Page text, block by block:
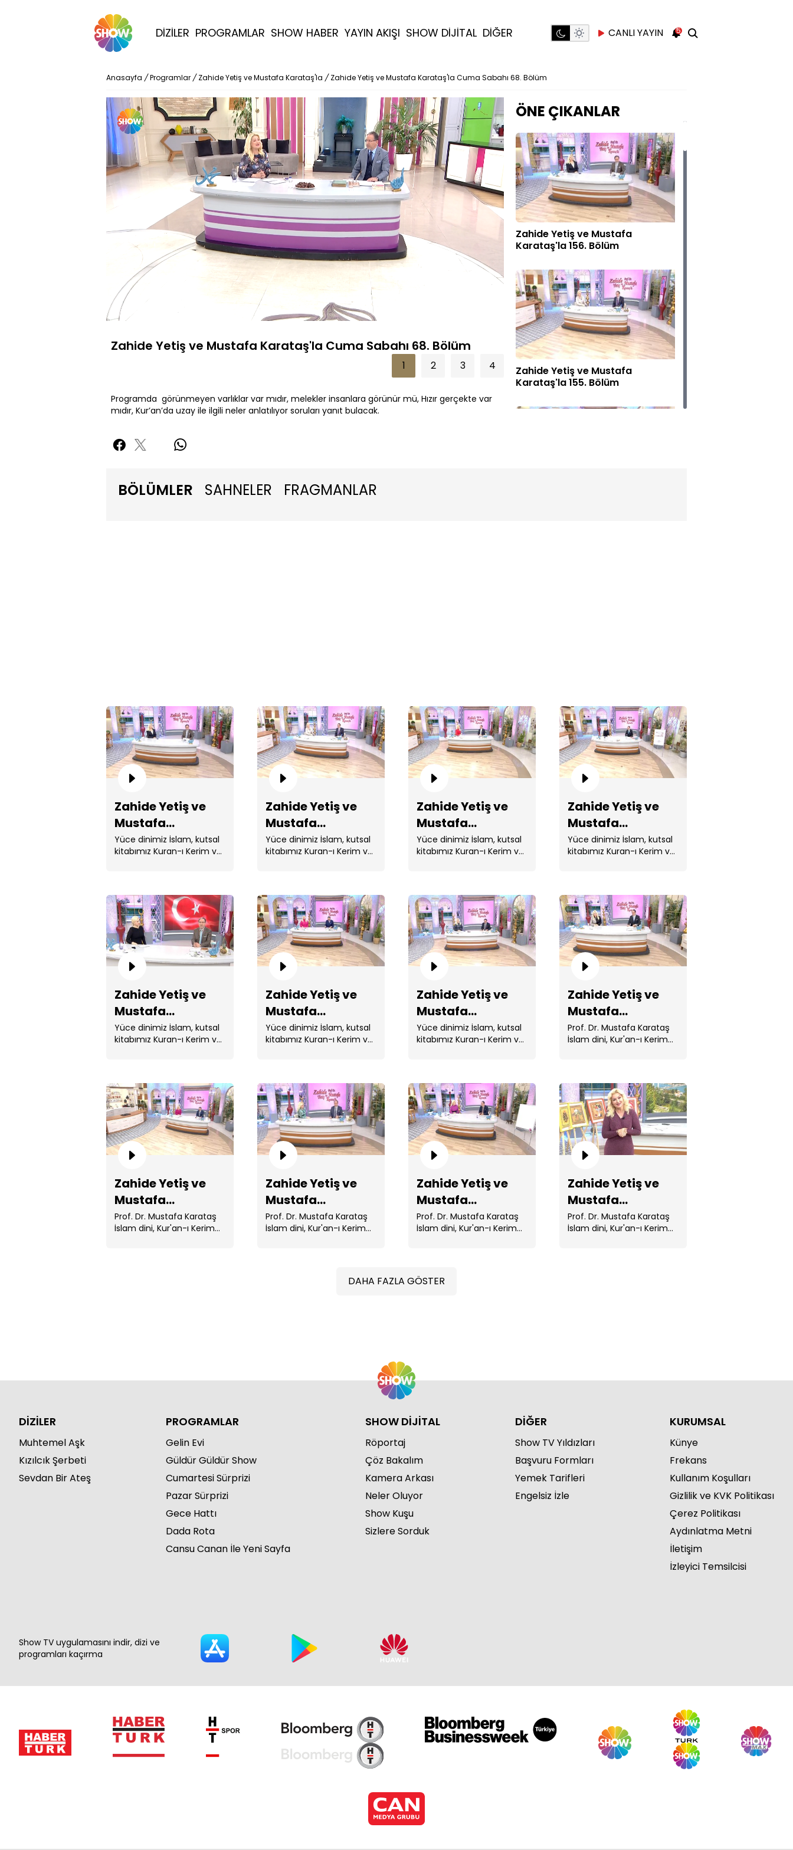
DİZİLER PROGRAMLAR SHOW HABER YAYIN AKIŞI SHOW DİJİTAL DİĞER CANLI YAYIN 5
Anasayfa / Programlar / Zahide Yetiş ve Mustafa Karataş'la / Zahide Yetiş ve Mustafa Karataş'la Cuma Sabahı 68. Bölüm
Yüklendi
2.54%
Zahide Yetiş ve Mustafa Karataş'la Cuma Sabahı 68. Bölüm
1 2 3 4
Programda görünmeyen varlıklar var mıdır, melekler insanlara görünür mü, Hızır gerçekte var
mıdır, Kur’an’da uzay ile ilgili neler anlatılıyor soruları yanıt bulacak.
ÖNE ÇIKANLAR
Zahide Yetiş ve Mustafa
Karataş'la 156. Bölüm
Zahide Yetiş ve Mustafa
Karataş'la 155. Bölüm
Zahide Yetiş ve Mustafa
Zahide Yetiş ve Mustafa
Karataş'la 151. Bölüm
Zahide Yetiş ve Mustafa
Karataş'la 149. Bölüm
Zahide Yetiş ve Mustafa
Karataş'la 147. Bölüm
Zahide Yetiş ve Mustafa
Karataş'la 145. Bölüm
BÖLÜMLER SAHNELER FRAGMANLAR
Zahide Yetiş ve
Mustafa
Karataş'la 156.
Bölüm
Yüce dinimiz İslam, kutsal
kitabımız Kuran-ı Kerim ve
Zahide Yetiş ve
Mustafa
Karataş'la 155.
Bölüm
Yüce dinimiz İslam, kutsal
kitabımız Kuran-ı Kerim ve
Zahide Yetiş ve
Mustafa
Karataş'la 154.
Bölüm
Yüce dinimiz İslam, kutsal
kitabımız Kuran-ı Kerim ve
Zahide Yetiş ve
Mustafa
Karataş'la 153.
Bölüm
Yüce dinimiz İslam, kutsal
kitabımız Kuran-ı Kerim ve
Zahide Yetiş ve
Mustafa
Karataş'la 152.
Bölüm
Yüce dinimiz İslam, kutsal
kitabımız Kuran-ı Kerim ve
Zahide Yetiş ve
Mustafa
Karataş'la 151.
Bölüm
Yüce dinimiz İslam, kutsal
kitabımız Kuran-ı Kerim ve
Zahide Yetiş ve
Mustafa
Karataş'la 150.
Bölüm
Yüce dinimiz İslam, kutsal
kitabımız Kuran-ı Kerim ve
Zahide Yetiş ve
Mustafa
Karataş'la 149.
Bölüm
Prof. Dr. Mustafa Karataş
İslam dini, Kur'an-ı Kerim
Zahide Yetiş ve
Mustafa
Karataş'la 148.
Bölüm
Prof. Dr. Mustafa Karataş
İslam dini, Kur'an-ı Kerim
Zahide Yetiş ve
Mustafa
Karataş'la 147.
Bölüm
Prof. Dr. Mustafa Karataş
İslam dini, Kur'an-ı Kerim
Zahide Yetiş ve
Mustafa
Karataş'la 146.
Bölüm
Prof. Dr. Mustafa Karataş
İslam dini, Kur'an-ı Kerim
Zahide Yetiş ve
Mustafa
Karataş'la 145.
Bölüm
Prof. Dr. Mustafa Karataş
İslam dini, Kur'an-ı Kerim
DAHA FAZLA GÖSTER
DİZİLER
Muhtemel Aşk
Kızılcık Şerbeti
Sevdan Bir Ateş
PROGRAMLAR
Gelin Evi
Güldür Güldür Show
Cumartesi Sürprizi
Pazar Sürprizi
Gece Hattı
Dada Rota
Cansu Canan İle Yeni Sayfa
SHOW DİJİTAL
Röportaj
Çöz Bakalım
Kamera Arkası
Neler Oluyor
Show Kuşu
Sizlere Sorduk
DİĞER
Show TV Yıldızları
Başvuru Formları
Yemek Tarifleri
Engelsiz İzle
KURUMSAL
Künye
Frekans
Kullanım Koşulları
Gizlilik ve KVK Politikası
Çerez Politikası
Aydınlatma Metni
İletişim
İzleyici Temsilcisi
Show TV uygulamasını indir, dizi ve
programları kaçırma